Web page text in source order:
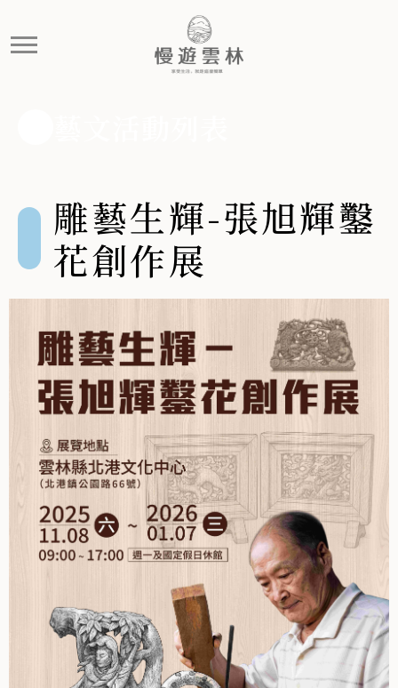
雕藝生輝-張旭輝鑿花創作展
張旭輝專精於木雕與鑿花技術,五十多年來作品遍及全臺廟
雕藝生輝-張旭輝鑿
花創作展